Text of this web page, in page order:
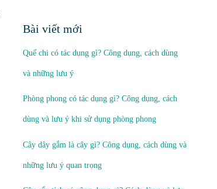
Bài viết mới
Quế chi có tác dụng gì? Công dụng, cách dùng
và những lưu ý
Phòng phong có tác dụng gì? Công dụng, cách
dùng và lưu ý khi sử dụng phòng phong
Cây dây gắm là cây gì? Công dụng, cách dùng và
những lưu ý quan trọng